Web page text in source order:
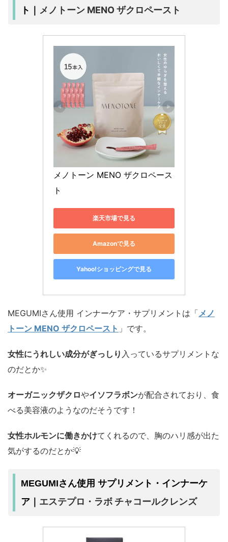
ト｜
メノトーン MENO ザクロペースト
メノトーン MENO ザクロペース
ト
楽天市場で見る
Amazonで見る
Yahoo!ショッピングで見る
MEGUMIさん使用 インナーケア・サプリメントは「 メノ
トーン MENO ザクロペースト 」です。
女性にうれしい成分がぎっしり 入っているサプリメントな
のだとか✨
オーガニックザクロやイソフラボンが配合されており、食
べる美容液のようなのだそうです！
女性ホルモンに働きかけてくれるので、胸のハリ感が出た
気がするのだとか💡
MEGUMIさん使用 サプリメント・インナーケ
ア｜ エステプロ・ラボ チャコールクレンズ